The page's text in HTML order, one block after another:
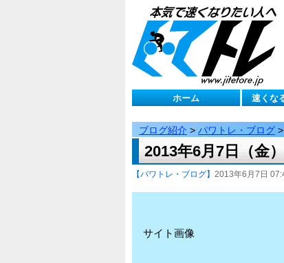
ホーム 速くな
ブログ紹介 > パワトレ・ブログ>
2013年6月7日（金
【パワトレ・ブログ】 2013年6月7日
サイト画像